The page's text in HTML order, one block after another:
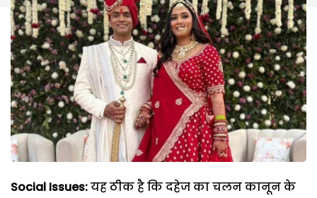
Social Issues:यह ठीक है कि दहेज का चलन कानून के